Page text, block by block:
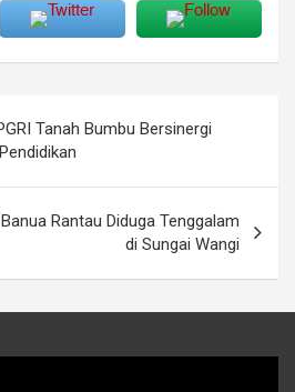
Tanah Bumbu Bersinergi
Rantau Diduga Tenggalam
di Sungai Wangi